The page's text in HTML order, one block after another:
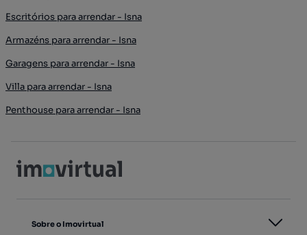
Escritórios para arrendar - Isna
Armazéns para arrendar - Isna
Garagens para arrendar - Isna
Villa para arrendar - Isna
Penthouse para arrendar - Isna
Sobre o Imovirtual